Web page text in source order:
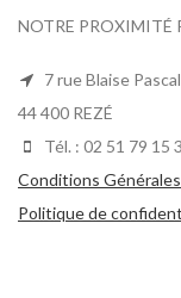
NOTRE PROXIMITÉ
7 rue Blaise
44 400 REZÉ
Tél. : 02 51 79 15
Conditions
Politique de